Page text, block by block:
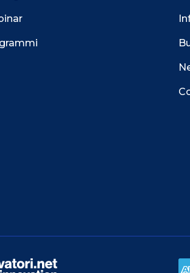
un’esperienza di navigazione sempre
e ai tuoi interessi.